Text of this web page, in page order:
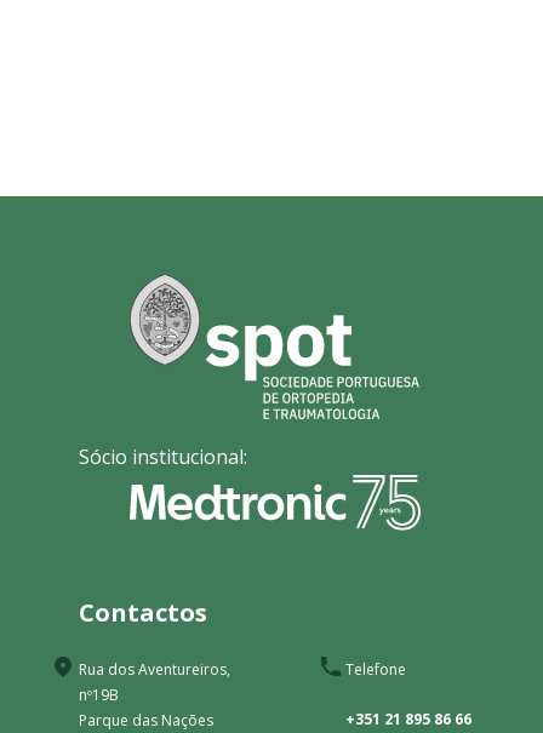
Sócio institucional:
Contactos
Rua dos Aventureiros,
nº19B
Parque das Nações
Telefone
+351 21 895 86 66